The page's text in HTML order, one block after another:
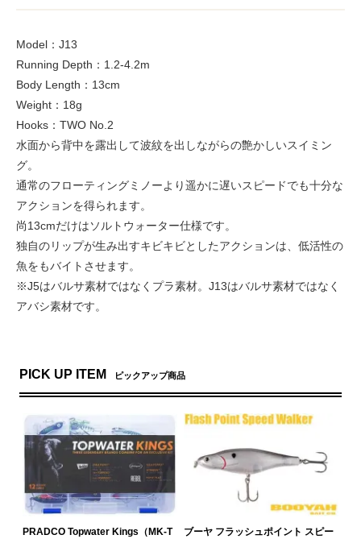
Model：J13
Running Depth：1.2-4.2m
Body Length：13cm
Weight：18g
Hooks：TWO No.2
水面から背中を露出して波紋を出しながらの艶かしいスイミン
グ。
通常のフローティングミノーより遥かに遅いスピードでも十分な
アクションを得られます。
尚13cmだけはソルトウォーター仕様です。
独自のリップが生み出すキビキビとしたアクションは、低活性の
魚をもバイトさせます。
※J5はバルサ素材ではなくプラ素材。J13はバルサ素材ではなく
アバシ素材です。
PICK UP ITEM ピックアップ商品
PRADCO Topwater Kings（MK-T
ブーヤ フラッシュポイント スピー